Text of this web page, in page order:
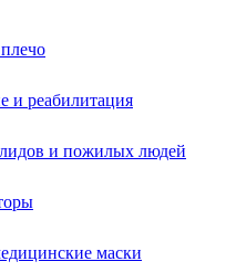
и реабилитация
и пожилых людей
маски